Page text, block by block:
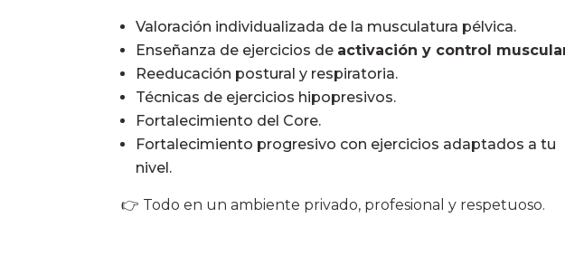
Valoración individualizada de la musculatura pélvica.
Enseñanza de ejercicios de activación y control
Reeducación postural y respiratoria.
Técnicas de ejercicios hipopresivos.
Fortalecimiento del Core.
Fortalecimiento progresivo con ejercicios adaptados a tu
nivel.
👉 Todo en un ambiente privado, profesional y respetuoso.